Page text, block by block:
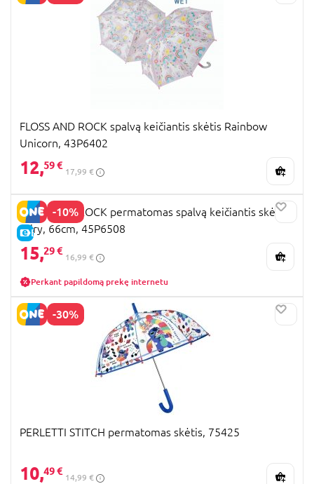
FLOSS AND ROCK spalvą keičiantis skėtis Rainbow
Unicorn, 43P6402
12,59 €
17,99 €
-10%
E-KAINA
FLOSS AND ROCK permatomas spalvą keičiantis skėtis
Fairy, 66cm, 45P6508
15,29 €
16,99 €
Perkant papildomą prekę internetu
-30%
PERLETTI STITCH permatomas skėtis, 75425
10,49 €
14,99 €